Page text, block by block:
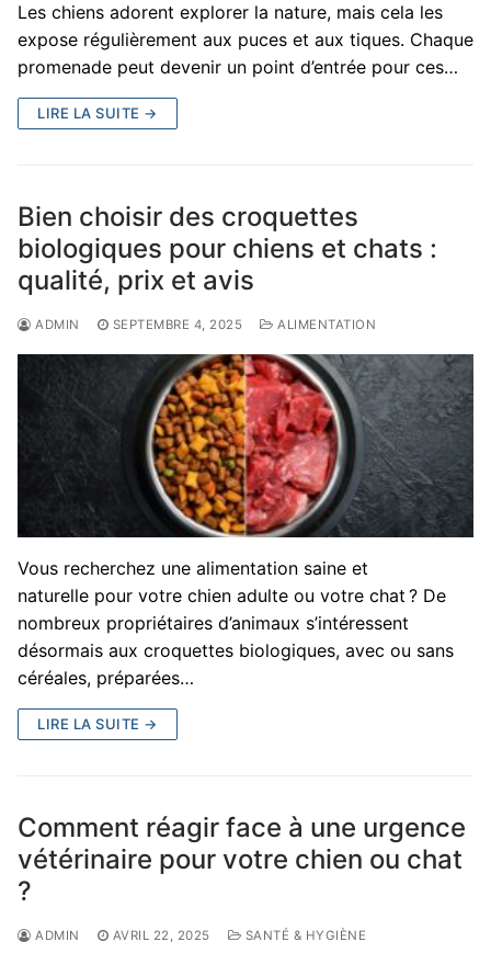
Les chiens adorent explorer la nature, mais cela les
expose régulièrement aux puces et aux tiques. Chaque
promenade peut devenir un point d’entrée pour ces…
LIRE LA SUITE →
Bien choisir des croquettes
biologiques pour chiens et chats :
qualité, prix et avis
ADMIN SEPTEMBRE 4, 2025 ALIMENTATION
Vous recherchez une alimentation saine et
naturelle pour votre chien adulte ou votre chat ? De
nombreux propriétaires d’animaux s’intéressent
désormais aux croquettes biologiques, avec ou sans
céréales, préparées…
LIRE LA SUITE →
Comment réagir face à une urgence
vétérinaire pour votre chien ou chat
?
ADMIN AVRIL 22, 2025 SANTÉ & HYGIÈNE